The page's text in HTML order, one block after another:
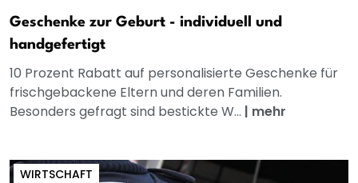
Geschenke zur Geburt - individuell und
handgefertigt
10 Prozent Rabatt auf personalisierte Geschenke für
frischgebackene Eltern und deren Familien.
Besonders gefragt sind bestickte W... | mehr
WIRTSCHAFT